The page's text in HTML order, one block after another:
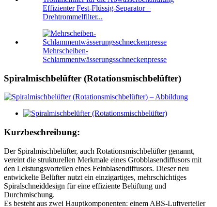
Effizienter Fest-Flüssig-Separator –
Drehtrommelfilter...
Mehrscheiben-
Schlammentwässerungsschneckenpresse
Spiralmischbelüfter (Rotationsmischbelüfter)
Kurzbeschreibung:
Der Spiralmischbelüfter, auch Rotationsmischbelüfter genannt,
vereint die strukturellen Merkmale eines Grobblasendiffusors mit
den Leistungsvorteilen eines Feinblasendiffusors. Dieser neu
entwickelte Belüfter nutzt ein einzigartiges, mehrschichtiges
Spiralschneiddesign für eine effiziente Belüftung und
Durchmischung.
Es besteht aus zwei Hauptkomponenten: einem ABS-Luftverteiler